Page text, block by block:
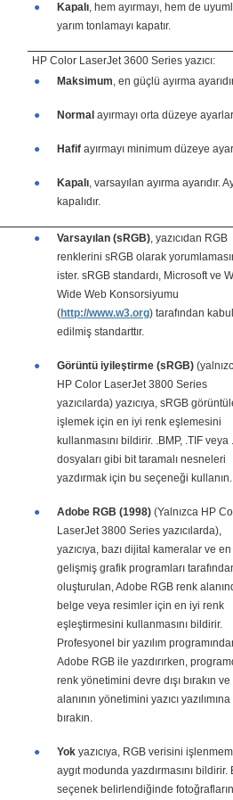
● Kapalı, hem ayırmayı, hem de
yarım tonlamayı kapatır.
HP Color LaserJet 3600 Series yazıcı:
●
Maksimum, en güçlü ayırma
● Normal ayırmayı orta düzeye
● Hafif ayırmayı minimum düzeye
● Kapalı, varsayılan ayırma ayarıdır.
kapalıdır.
● Varsayılan (sRGB), yazıcıdan RGB
renklerini sRGB olarak
ister. sRGB standardı, Microsoft ve
Wide Web Konsorsiyumu
(http://www.w3.org) tarafından
edilmiş standarttır.
● Görüntü iyileştirme (sRGB)
HP Color LaserJet 3800 Series
yazıcılarda) yazıcıya, sRGB
işlemek için en iyi renk eşlemesini
kullanmasını bildirir. .BMP, .TIF veya
dosyaları gibi bit taramalı nesneleri
yazdırmak için bu seçeneği kullanın.
● Adobe RGB (1998) (Yalnızca HP
LaserJet 3800 Series yazıcılarda),
yazıcıya, bazı dijital kameralar ve en
gelişmiş grafik programları
oluşturulan, Adobe RGB renk
belge veya resimler için en iyi renk
eşleştirmesini kullanmasını bildirir.
Profesyonel bir yazılım
Adobe RGB ile yazdırırken,
renk yönetimini devre dışı bırakın
alanının yönetimini yazıcı yazılımına
bırakın.
● Yok yazıcıya, RGB verisini
aygıt modunda yazdırmasını bildirir.
seçenek belirlendiğinde